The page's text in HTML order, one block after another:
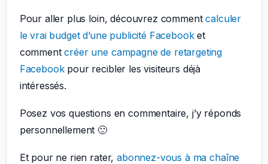
Pour aller plus loin, découvrez commentcalculer
le vrai budget d’une publicité Facebooket
commentcréer une campagne de retargeting
Facebookpour recibler les visiteurs déjà
intéressés.
Posez vos questions en commentaire, j’y réponds
personnellement 🙂
Et pour ne rien rater,abonnez-vous à ma chaîne